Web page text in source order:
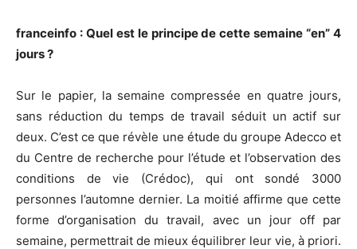
franceinfo : Quel est le principe de cette semaine “en” 4
jours ?
Sur le papier, la semaine compressée en quatre jours,
sans réduction du temps de travail séduit un actif sur
deux. C’est ce que révèle une étude du groupe Adecco et
du Centre de recherche pour l’étude et l’observation des
conditions de vie (Crédoc), qui ont sondé 3000
personnes l’automne dernier. La moitié affirme que cette
forme d’organisation du travail, avec un jour off par
semaine, permettrait de mieux équilibrer leur vie, à priori.